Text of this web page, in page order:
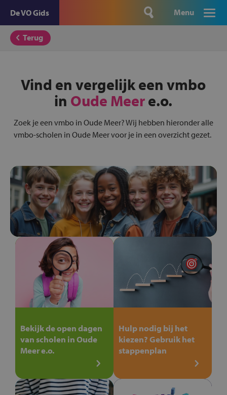
De VO Gids Menu
Terug
Vind en vergelijk een vmbo
in Oude Meere.o.
Zoek je een vmbo in Oude Meer? Wij hebben hieronder alle
vmbo-scholen in Oude Meer voor je in een overzicht gezet.
Bekijk de open dagen
van scholen in Oude
Meer e.o.
Hulp nodig bij het
kiezen? Gebruik het
stappenplan